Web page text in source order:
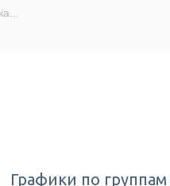
Графики по группам